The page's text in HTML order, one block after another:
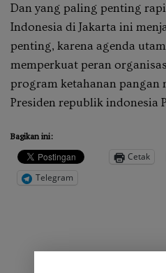
Dan yang paling penting
Indonesia di Jakarta ini
penting, karena agenda
memperkuat peran
program ketahanan pangan
Presiden republik indonesia
Bagikan ini:
Cetak
Telegram